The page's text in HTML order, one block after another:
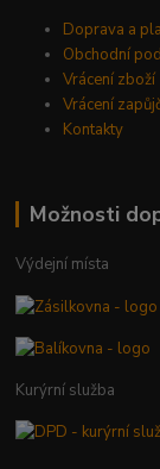
Doprava a
Obchodní
Vrácení zboží
Vrácení
Kontakty
Možnosti
Výdejní místa
Kurýrní služba